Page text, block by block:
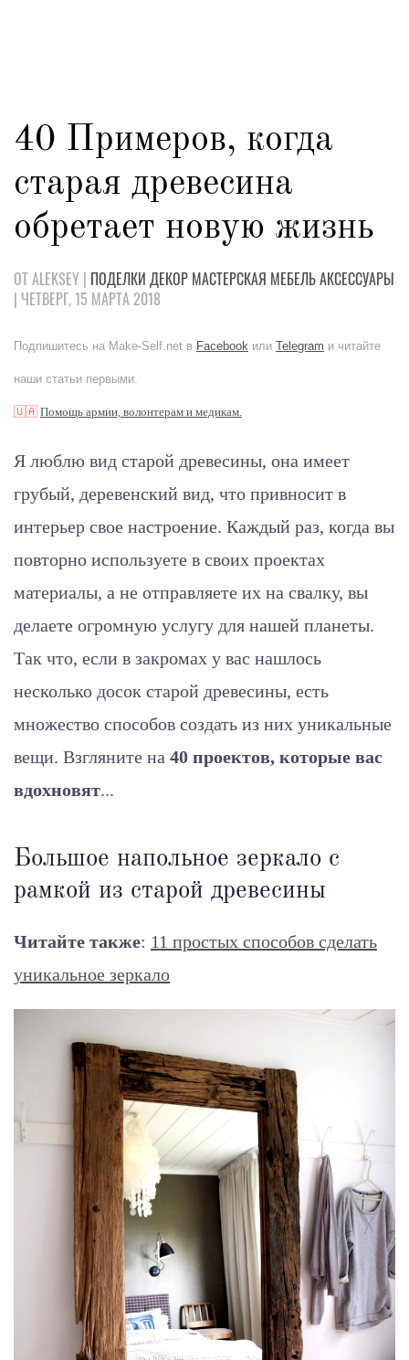
40 Примеров, когда
старая древесина
обретает новую жизнь
ОТ ALEKSEY | ПОДЕЛКИ ДЕКОР МАСТЕРСКАЯ МЕБЕЛЬАКСЕССУАРЫ
| ЧЕТВЕРГ, 15 МАРТА 2018
Подпишитесь на Make-Self.net в Facebook или Telegram и читайте
наши статьи первыми.
🇺🇦Помощь армии, волонтерам и медикам.
Я люблю вид старой древесины, она имеет
грубый, деревенский вид, что привносит в
интерьер свое настроение. Каждый раз, когда вы
повторно используете в своих проектах
материалы, а не отправляете их на свалку, вы
делаете огромную услугу для нашей планеты.
Так что, если в закромах у вас нашлось
несколько досок старой древесины, есть
множество способов создать из них уникальные
вещи. Взгляните на 40 проектов, которые вас
вдохновят...
Большое напольное зеркало с
рамкой из старой древесины
Читайте также: 11 простых способов сделать
уникальное зеркало